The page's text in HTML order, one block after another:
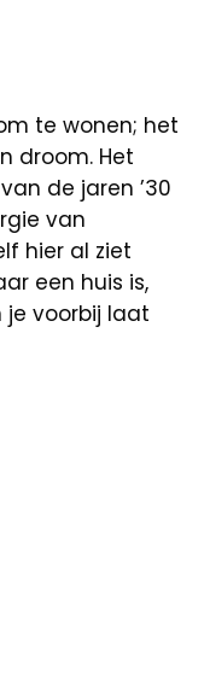
te wonen; het
droom. Het
de jaren ’30
van
hier al ziet
een huis is,
voorbij laat